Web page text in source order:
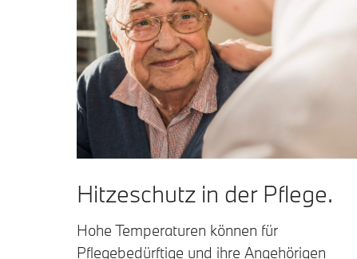
Hitzeschutz in der Pflege.
Hohe Temperaturen können für
Pflegebedürftige und ihre Angehörigen